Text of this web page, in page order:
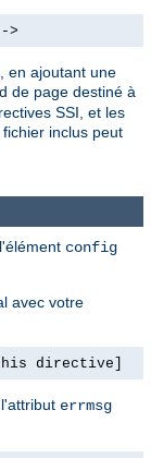
>
en ajoutant une
de page destiné à
SSI, et les
inclus peut
config
avec votre
directive]
errmsg